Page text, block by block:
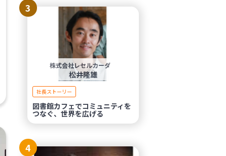
3
株式会社レセルカーダ
松井隆雄
社長ストーリー
図書館カフェでコミュニティを
つなぐ、世界を広げる
4